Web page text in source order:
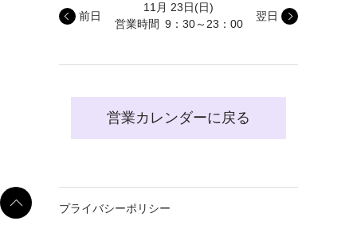
11月 23日(日)
営業時間 9：30～23：00
前日 翌日
営業カレンダーに戻る
プライバシーポリシー